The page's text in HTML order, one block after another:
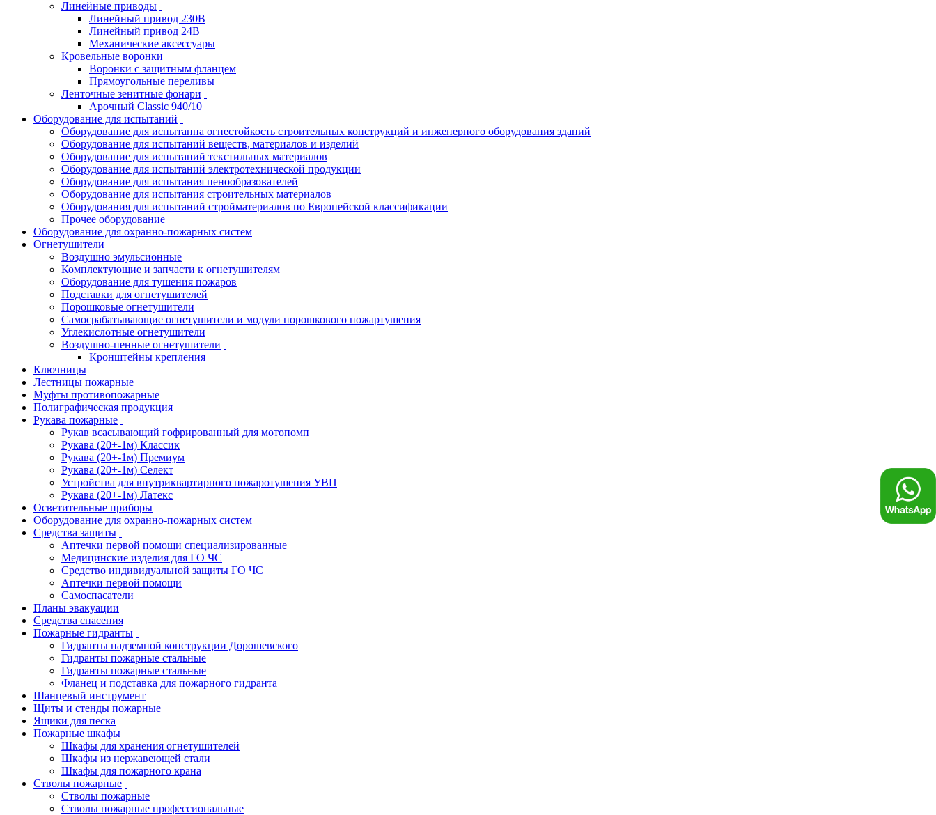
Линейные приводы
Линейный привод 230В
Линейный привод 24В
Механические аксессуары
Кровельные воронки
Воронки с защитным фланцем
Прямоугольные переливы
Ленточные зенитные фонари
Арочный Classic 940/10
Оборудование для испытаний
Оборудование для испытанна огнестойкость строительных конструкций и инженерного оборудования зданий
Оборудование для испытаний веществ, материалов и изделий
Оборудование для испытаний текстильных материалов
Оборудование для испытаний электротехнической продукции
Оборудование для испытания пенообразователей
Оборудование для испытания строительных материалов
Оборудования для испытаний стройматериалов по Европейской классификации
Прочее оборудование
Оборудование для охранно-пожарных систем
Огнетушители
Воздушно эмульсионные
Комплектующие и запчасти к огнетушителям
Оборудование для тушения пожаров
Подставки для огнетушителей
Порошковые огнетушители
Самосрабатывающие огнетушители и модули порошкового пожартушения
Углекислотные огнетушители
Воздушно-пенные огнетушители
Кронштейны крепления
Ключницы
Лестницы пожарные
Муфты противопожарные
Полиграфическая продукция
Рукава пожарные
Рукав всасывающий гофрированный для мотопомп
Рукава (20+-1м) Классик
Рукава (20+-1м) Премиум
Рукава (20+-1м) Селект
Устройства для внутриквартирного пожаротушения УВП
Рукава (20+-1м) Латекс
Осветительные приборы
Оборудование для охранно-пожарных систем
Средства защиты
Аптечки первой помощи специализированные
Медицинские изделия для ГО ЧС
Средство индивидуальной защиты ГО ЧС
Аптечки первой помощи
Самоспасатели
Планы эвакуации
Средства спасения
Пожарные гидранты
Гидранты надземной конструкции Дорошевского
Гидранты пожарные стальные
Гидранты пожарные стальные
Фланец и подставка для пожарного гидранта
Шанцевый инструмент
Щиты и стенды пожарные
Ящики для песка
Пожарные шкафы
Шкафы для хранения огнетушителей
Шкафы из нержавеющей стали
Шкафы для пожарного крана
Стволы пожарные
Стволы пожарные
Стволы пожарные профессиональные